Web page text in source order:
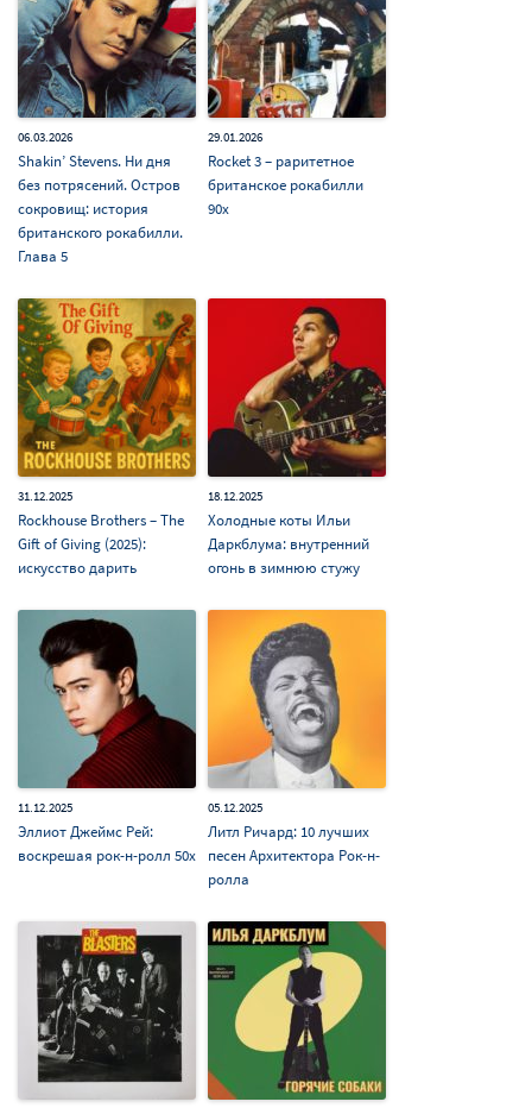
06.03.2026
Shakin’ Stevens. Ни дня
без потрясений. Остров
сокровищ: история
британского рокабилли.
Глава 5
29.01.2026
Rocket 3 – раритетное
британское рокабилли
90х
31.12.2025
Rockhouse Brothers – The
Gift of Giving (2025):
искусство дарить
18.12.2025
Холодные коты Ильи
Даркблума: внутренний
огонь в зимнюю стужу
11.12.2025
Эллиот Джеймс Рей:
воскрешая рок-н-ролл 50х
05.12.2025
Литл Ричард: 10 лучших
песен Архитектора Рок-н-
ролла